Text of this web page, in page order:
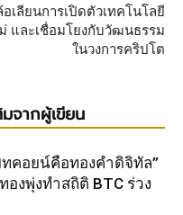
อเลียนการเปิดตัวเทคโนโลยี
และเชื่อมโยงกับวัฒนธรรม
ในวงการคริปโต
มจากผู้เขียน
ทคอยน์คือทองคำดิจิทัล”
องพุ่งทำสถิติ BTC ร่วง